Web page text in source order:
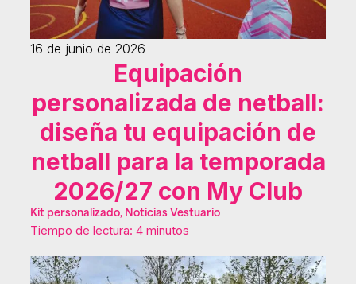
16 de junio de 2026
Equipación
personalizada de netball:
diseña tu equipación de
netball para la temporada
2026/27 con My Club
Kit personalizado, Noticias Vestuario
Tiempo de lectura: 4 minutos